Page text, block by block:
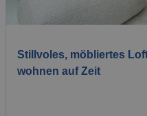
Stillvoles, möbliertes
wohnen auf Zeit